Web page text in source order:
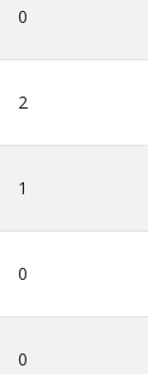
0
2
1
0
0